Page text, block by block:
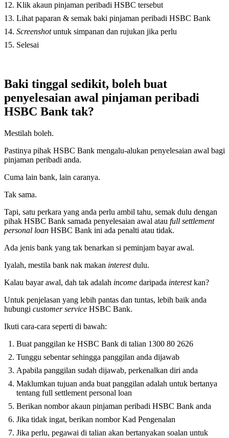
Klik akaun pinjaman peribadi HSBC tersebut
Lihat paparan & semak baki pinjaman peribadi HSBC Bank
Screenshotuntuk simpanan dan rujukan jika perlu
Selesai
Baki tinggal sedikit, boleh buat
penyelesaian awal pinjaman peribadi
HSBC Bank tak?
Mestilah boleh.
Pastinya pihak HSBC Bank mengalu-alukan penyelesaian awal bagi
pinjaman peribadi anda.
Cuma lain bank, lain caranya.
Tak sama.
Tapi, satu perkara yang anda perlu ambil tahu, semak dulu dengan
pihak HSBC Bank samada penyelesaian awal atau full settlement
personal loan HSBC Bank ini ada penalti atau tidak.
Ada jenis bank yang tak benarkan si peminjam bayar awal.
Iyalah, mestila bank nak makan interestdulu.
Kalau bayar awal, dah tak adalah income daripada interestkan?
Untuk penjelasan yang lebih pantas dan tuntas, lebih baik anda
hubungi customer service HSBC Bank.
Ikuti cara-cara seperti di bawah:
Buat panggilan ke HSBC Bank di talian 1300 80 2626
Tunggu sebentar sehingga panggilan anda dijawab
Apabila panggilan sudah dijawab, perkenalkan diri anda
Maklumkan tujuan anda buat panggilan adalah untuk bertanya
tentang full settlement personal loan
Berikan nombor akaun pinjaman peribadi HSBC Bank anda
Jika tidak ingat, berikan nombor Kad Pengenalan
Jika perlu, pegawai di talian akan bertanyakan soalan untuk